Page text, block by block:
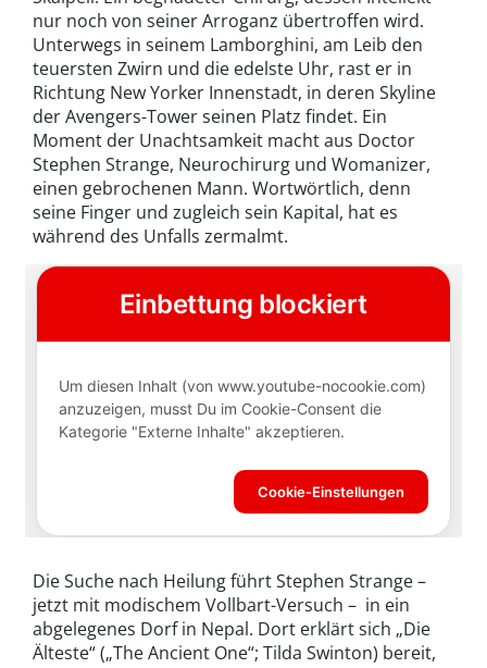
nur noch von seiner Arroganz übertroffen wird.
Unterwegs in seinem Lamborghini, am Leib den
teuersten Zwirn und die edelste Uhr, rast er in
Richtung New Yorker Innenstadt, in deren Skyline
der Avengers-Tower seinen Platz findet. Ein
Moment der Unachtsamkeit macht aus Doctor
Stephen Strange, Neurochirurg und Womanizer,
einen gebrochenen Mann. Wortwörtlich, denn
seine Finger und zugleich sein Kapital, hat es
während des Unfalls zermalmt.
Die Suche nach Heilung führt Stephen Strange –
jetzt mit modischem Vollbart-Versuch – in ein
abgelegenes Dorf in Nepal. Dort erklärt sich „Die
Älteste“ („The Ancient One“; Tilda Swinton) bereit,